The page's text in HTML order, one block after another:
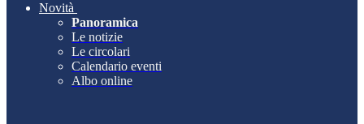
Novità
Panoramica
Le notizie
Le circolari
Calendario eventi
Albo online